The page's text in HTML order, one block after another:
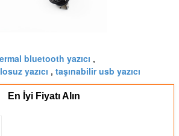
bluetooth yazıcı ,
yazıcı , taşınabilir usb yazıcı
En İyi Fiyatı Alın